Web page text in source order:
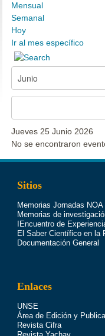
Mensual
Semanal
Hoy
Ir al mes específico
Jueves 25 Junio 2026
No se encontraron
Sitios
Memorias Jornadas NOA
Memorias de
IEncuentro de
El Saber Científico en la
Documentación General
Enlaces
UNSE
Área de Edición y
Revista Cifra